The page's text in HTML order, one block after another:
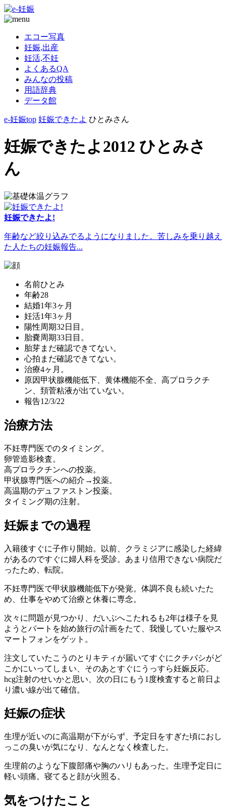
エコー写真
妊娠,出産
妊活,不妊
よくあるQA
みんなの投稿
用語辞典
データ館
e-妊娠top 妊娠できたよ ひとみさん
妊娠できたよ2012 ひとみさ
ん
妊娠できたよ!
年齢など絞り込みでるようになりました。苦しみを乗り越え
た人たちの妊娠報告...
名前ひとみ
年齢28
結婚1年3ヶ月
妊活1年3ヶ月
陽性周期32日目。
胎嚢周期33日目。
胎芽まだ確認できてない。
心拍 まだ確認できてない。
治療4ヶ月。
原因 甲状腺機能低下、黄体機能不全、高プロラクチ
ン、頚菅粘液が出ていない。
報告12/3/22
治療方法
不妊専門医でのタイミング。
卵管造影検査。
高プロラクチンへの投薬。
甲状腺専門医への紹介→投薬。
高温期のデュファストン投薬。
タイミング期の注射。
妊娠までの過程
入籍後すぐに子作り開始。以前、クラミジアに感染した経緯
があるのですぐに婦人科を受診。あまり信用できない病院だ
ったため、転院。
不妊専門医で甲状腺機能低下が発覚。体調不良も続いたた
め、仕事をやめて治療と休養に専念。
次々に問題が見つかり、だいぶへこたれるも2年は様子を見
ようとパートを始め旅行の計画をたて、我慢していた服やス
マートフォンをゲット。
注文していたこうのとりキティが届いてすぐにクチバシがど
こかにいってしまい、そのあとすぐにうっすら妊娠反応。
hcg注射のせいかと思い、次の日にもう1度検査すると前日よ
り濃い線が出て確信。
妊娠の症状
生理が近いのに高温期が下がらず、予定日をすぎた頃におし
っこの臭いが気になり、なんとなく検査した。
生理前のような下腹部痛や胸のハリもあった。生理予定日に
軽い頭痛。寝てると顔が火照る。
気をつけたこと